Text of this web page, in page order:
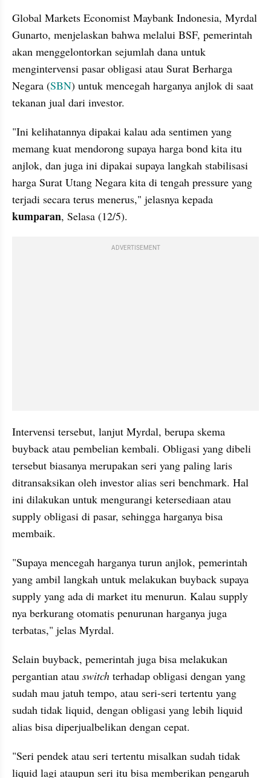
Global Markets Economist Maybank Indonesia, Myrdal
Gunarto, menjelaskan bahwa melalui BSF, pemerintah
akan menggelontorkan sejumlah dana untuk
mengintervensi pasar obligasi atau Surat Berharga
Negara (SBN) untuk mencegah harganya anjlok di saat
tekanan jual dari investor.
"Ini kelihatannya dipakai kalau ada sentimen yang
memang kuat mendorong supaya harga bond kita itu
anjlok, dan juga ini dipakai supaya langkah stabilisasi
harga Surat Utang Negara kita di tengah pressure yang
kumparan, Selasa (12/5).
ADVERTISEMENT
Intervensi tersebut, lanjut Myrdal, berupa skema
buyback atau pembelian kembali. Obligasi yang dibeli
tersebut biasanya merupakan seri yang paling laris
ditransaksikan oleh investor alias seri benchmark. Hal
ini dilakukan untuk mengurangi ketersediaan atau
supply obligasi di pasar, sehingga harganya bisa
membaik.
"Supaya mencegah harganya turun anjlok, pemerintah
yang ambil langkah untuk melakukan buyback supaya
supply yang ada di market itu menurun. Kalau supply
nya berkurang otomatis penurunan harganya juga
terbatas," jelas Myrdal.
Selain buyback, pemerintah juga bisa melakukan
pergantian atau switch terhadap obligasi dengan yang
sudah mau jatuh tempo, atau seri-seri tertentu yang
sudah tidak liquid, dengan obligasi yang lebih liquid
alias bisa diperjualbelikan dengan cepat.
"Seri pendek atau seri tertentu misalkan sudah tidak
liquid lagi ataupun seri itu bisa memberikan pengaruh